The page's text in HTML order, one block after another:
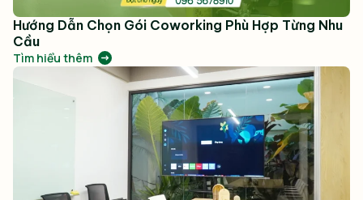
Hướng Dẫn Chọn Gói Coworking Phù Hợp Từng Nhu
Cầu
Tìm hiểu thêm